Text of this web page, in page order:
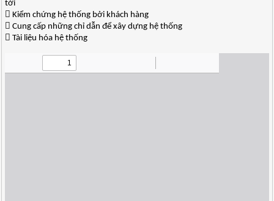
tới
 Kiểm chứng hệ thống bởi khách hàng
 Cung cấp những chỉ dẫn để xây dựng hệ thống
 Tài liệu hóa hệ thống